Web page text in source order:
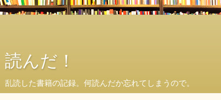
読んだ！
乱読した書籍の記録。何読んだか忘れてしまうので。